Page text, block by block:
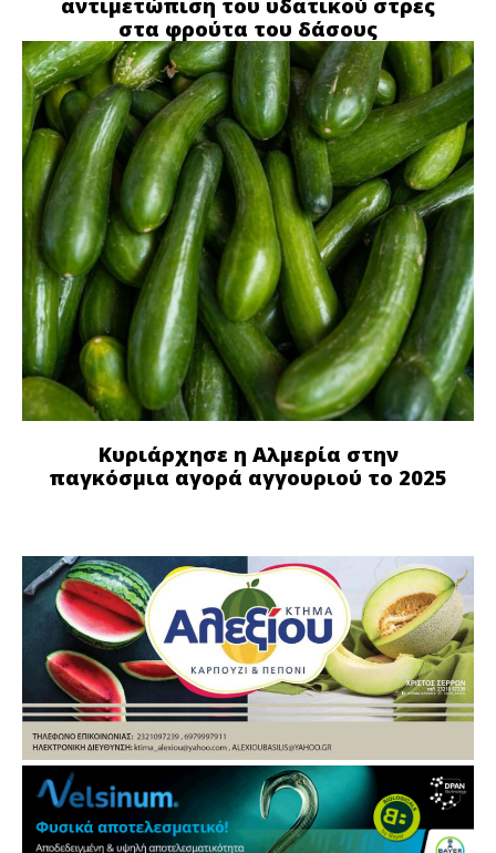
αντιμετώπιση του υδατικού στρες
στα φρούτα του δάσους
Κυριάρχησε η Αλμερία στην
παγκόσμια αγορά αγγουριού το 2025